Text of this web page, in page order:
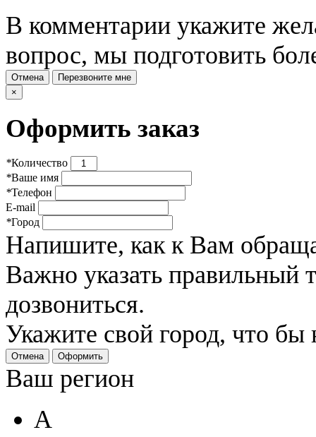
В комментарии укажите
вопрос, мы подготовить
Отмена
Перезвоните мне
×
Оформить заказ
*Количество
*Ваше имя
*Телефон
E-mail
*Город
Напишите, как к Вам
Важно указать
дозвониться.
Укажите свой город, что
Отмена Оформить
Ваш регион
А